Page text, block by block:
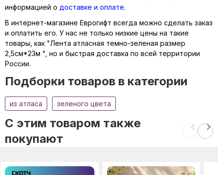
информацией о доставке и оплате.
В интернет-магазине Еврогифт всегда можно сделать заказ
и оплатить его. У нас не только низкие цены на такие
товары, как "Лента атласная темно-зеленая размер
2,5см*23м ", но и быстрая доставка по всей территории
России.
Подборки товаров в категории
из атласа зеленого цвета
C этим товаром также
покупают